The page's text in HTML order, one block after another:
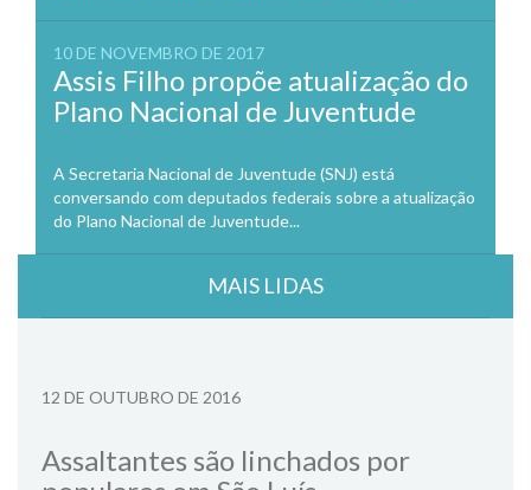
10 DE NOVEMBRO DE 2017
Assis Filho propõe atualização do
Plano Nacional de Juventude
A Secretaria Nacional de Juventude (SNJ) está
conversando com deputados federais sobre a atualização
do Plano Nacional de Juventude...
MAIS LIDAS
12 DE OUTUBRO DE 2016
Assaltantes são linchados por